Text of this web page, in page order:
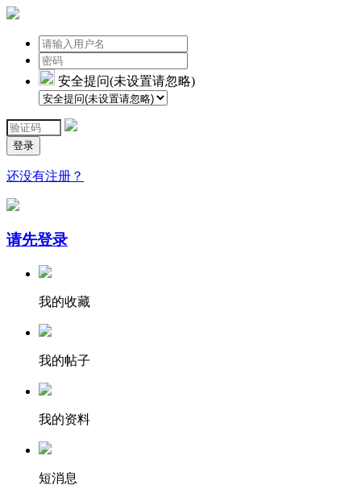
安全提问(未设置请忽略)
登录
还没有注册？
请先登录
我的收藏
我的帖子
我的资料
短消息